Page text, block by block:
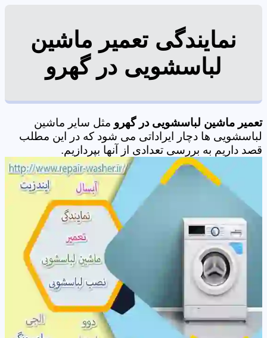
نمایندگی تعمیر ماشین
لباسشویی در گهرو
تعمیر ماشین لباسشویی در گهرو مثل سایر ماشین
لباسشویی ها دچار ایراداتی می شود که در این مطلب
قصد داریم به بررسی تعدادی از آنها بپردازیم.